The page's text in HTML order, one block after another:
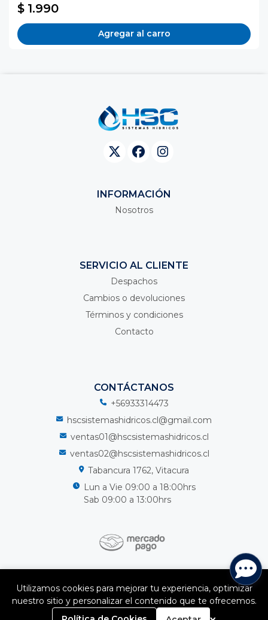
$ 1.990
Agregar al carro
INFORMACIÓN
Nosotros
SERVICIO AL CLIENTE
Despachos
Cambios o devoluciones
Términos y condiciones
Contacto
CONTÁCTANOS
+56933314473
hscsistemashidricos.cl@gmail.com
ventas01@hscsistemashidricos.cl
ventas02@hscsistemashidricos.cl
Tabancura 1762, Vitacura
Lun a Vie 09:00 a 18:00hrs
Sab 09:00 a 13:00hrs
HSC Sistemas Hidricos Spa © 2026
¿Te gusta mi tienda? Yo vendo conBsale
0
Utilizamos cookies para mejorar tu experiencia, optimizar
nuestro sitio y personalizar el contenido que te ofrecemos.